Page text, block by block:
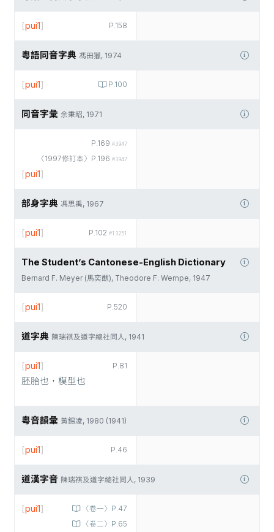
P.158
[pui1]
粵語同音字典 馮田獵, 1974
P.100
[pui1]
同音字彙 余秉昭, 1971
P.169 #3947
〈1997修訂本〉P.196 #3947
[pui1]
部身字典 馮思禹, 1967
P.102 #13251
[pui1]
The Student’s Cantonese-English Dictionary
Bernard F. Meyer (馬奕猷), Theodore F. Wempe, 1947
P.520
[pui1]
道字典 陳瑞祺及道字總社同人, 1941
P.81
[pui1]
胚胎也，模型也
粵音韻彙 黃錫凌, 1980 (1941)
P.46
[pui1]
道漢字音 陳瑞祺及道字總社同人, 1939
〈卷一〉P.47
〈卷二〉P.65
[pui1]